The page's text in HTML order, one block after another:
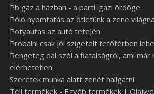
Pb gáz a házban - a parti igazi ördöge
Póló nyomtatás az ötletünk a zene
Potyautas az autó tetején
Próbálni csak jól szigetelt tetőtérben
Rengeteg dal szól a fiatalságról, ami már
elérhetetlen
Szeretek munka alatt zenét hallgatni
Téli termékek - Egyéb termékek |